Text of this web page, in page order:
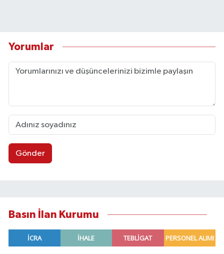
Yorumlar
Gönder
Basın İlan Kurumu